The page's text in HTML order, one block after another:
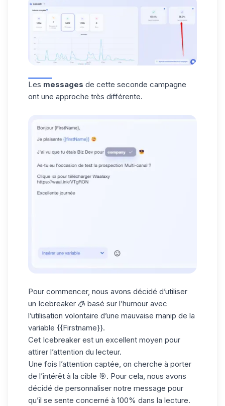
Les messages de cette seconde campagne
ont une approche très différente.
Pour commencer, nous avons décidé d’utiliser
un Icebreaker 🧊 basé sur l’humour avec
l’utilisation volontaire d’une mauvaise manip de la
variable {{Firstname}}.
Cet Icebreaker est un excellent moyen pour
attirer l’attention du lecteur.
Une fois l’attention captée, on cherche à porter
de l’intérêt à la cible 🎯. Pour cela, nous avons
décidé de personnaliser notre message pour
qu’il se sente concerné à 100% dans la lecture.